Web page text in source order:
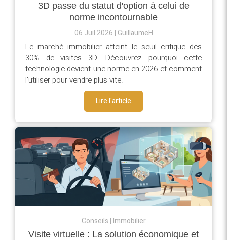
3D passe du statut d'option à celui de
norme incontournable
06 Juil 2026 GuillaumeH
Le marché immobilier atteint le seuil critique des
30% de visites 3D. Découvrez pourquoi cette
technologie devient une norme en 2026 et comment
l'utiliser pour vendre plus vite.
Lire l'article
Conseils Immobilier
Visite virtuelle : La solution économique et